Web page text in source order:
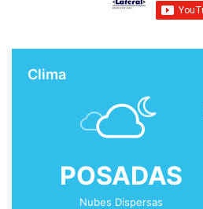
Clima
POSADAS
Nubes Dispersas